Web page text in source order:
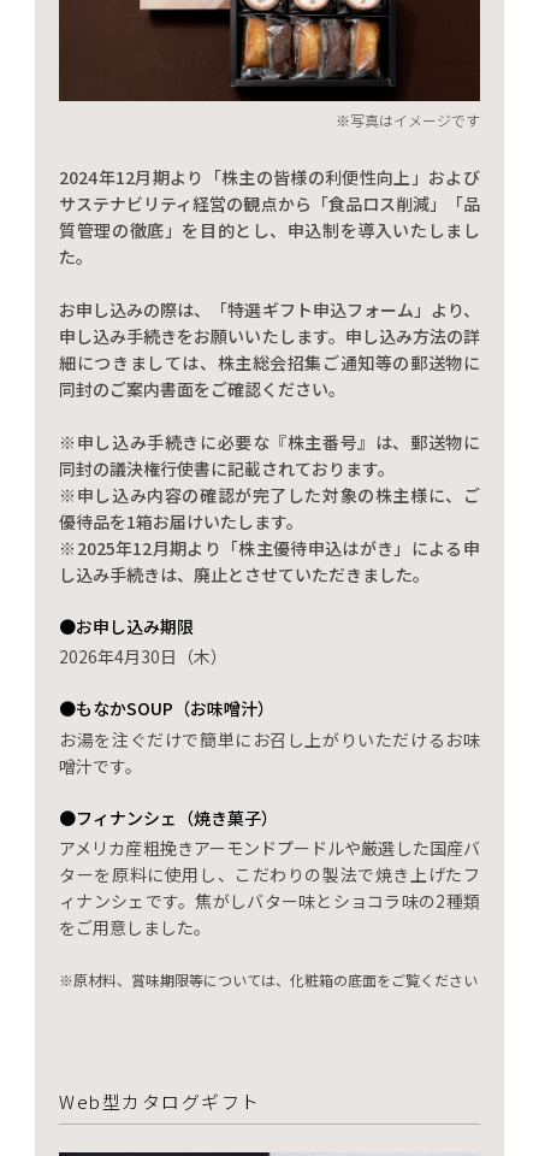
※写真はイメージです
2024年12月期より「株主の皆様の利便性向上」および
サステナビリティ経営の観点から「食品ロス削減」「品
質管理の徹底」を目的とし、申込制を導入いたしまし
た。
お申し込みの際は、「特選ギフト申込フォーム」より、
申し込み手続きをお願いいたします。申し込み方法の詳
細につきましては、株主総会招集ご通知等の郵送物に
同封のご案内書面をご確認ください。
※申し込み手続きに必要な『株主番号』は、郵送物に
同封の議決権行使書に記載されております。
※申し込み内容の確認が完了した対象の株主様に、ご
優待品を1箱お届けいたします。
※2025年12月期より「株主優待申込はがき」による申
し込み手続きは、廃止とさせていただきました。
●お申し込み期限
2026年4月30日（木）
●もなかSOUP（お味噌汁）
お湯を注ぐだけで簡単にお召し上がりいただけるお味
噌汁です。
●フィナンシェ（焼き菓子）
アメリカ産粗挽きアーモンドプードルや厳選した国産バ
ターを原料に使用し、こだわりの製法で焼き上げたフ
ィナンシェです。焦がしバター味とショコラ味の2種類
をご用意しました。
※原材料、賞味期限等については、化粧箱の底面をご覧ください
Web型カタログギフト